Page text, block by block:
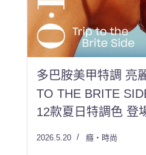
多巴胺美甲特調 亮
TO THE BRITE
12款夏日特調色 登
2026.5.20 癮・時尚